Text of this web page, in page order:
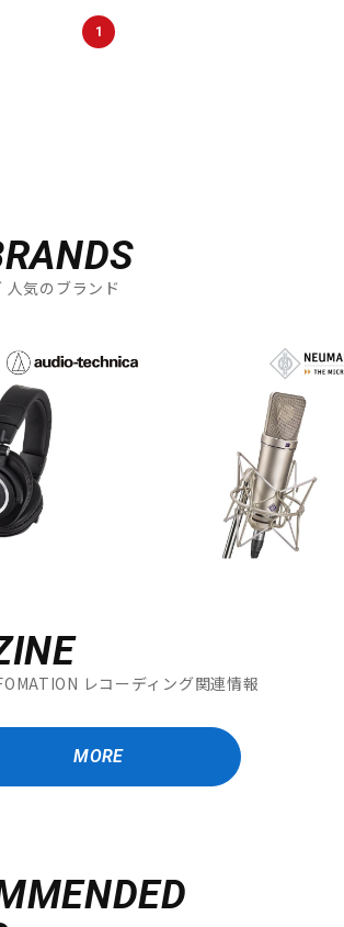
1
人気のブランド
レコーディング関連情報
MORE